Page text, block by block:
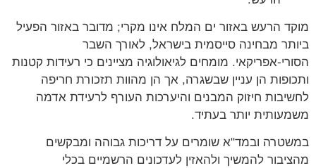
מוקד הרעש באזור ים המלח אינו מקרי; מדובר באזור הפעיל
ביותר מבחינה סייסמית בישראל, לאורך השבר
הסורי-אפריקאי. מומחים לגיאולוגיה מציינים כי רעידות קטנות
ותכופות הן עניין שבשגרה, אך הן מהוות תזכורת חריפה
לחשיבות חיזוק המבנים והיערכות העורף לרעידת אדמה
משמעותית יותר בעתיד.
במשטרה ובמד"א שומרים על דריכות גבוהה ומבקשים
מהציבור להמשיך ולהאזין לעדכונים הרשמיים בכלי